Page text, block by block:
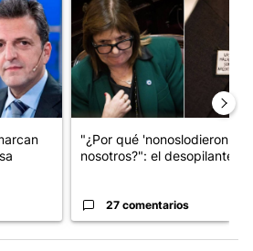
"¿Por qué 'nonoslodieron' a
nosotros?": el desopilante ...
27 comentarios